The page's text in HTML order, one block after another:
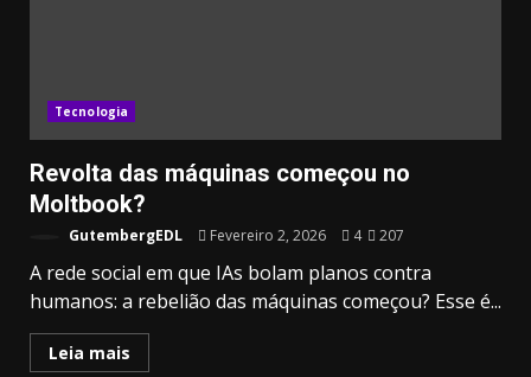
Tecnologia
Revolta das máquinas começou no
Moltbook?
GutembergEDL Fevereiro 2, 2026 4 207
A rede social em que IAs bolam planos contra
humanos: a rebelião das máquinas começou? Esse é...
Leia mais